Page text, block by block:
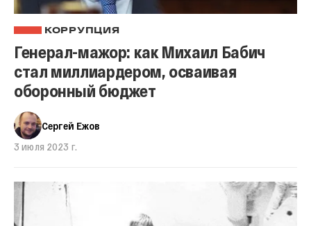
КОРРУПЦИЯ
Генерал-мажор: как Михаил Бабич
стал миллиардером, осваивая
оборонный бюджет
Сергей Ежов
3 июля 2023 г.